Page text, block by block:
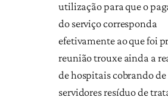
utilização para que o
do serviço corresponda
efetivamente ao que foi
reunião trouxe ainda a
de hospitais cobrando de
servidores resíduo de